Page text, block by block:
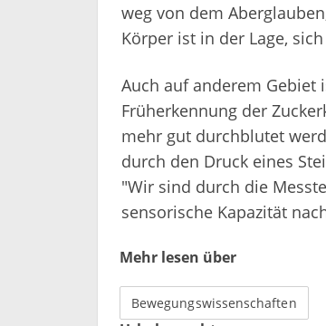
weg von dem
Körper ist in der Lage,
Auch auf anderem Gebiet
Früherkennung der
mehr gut durchblutet
durch den Druck eines
"Wir sind durch die
sensorische Kapazität
Mehr lesen über
Bewegungswissenschaften